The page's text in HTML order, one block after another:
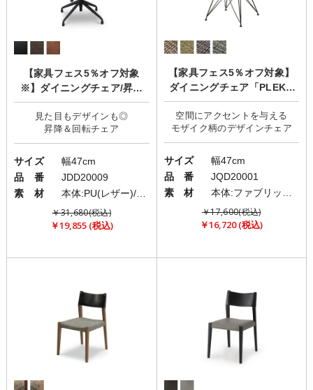
【家具フェス5％オフ対象
※】ダイニングチェア/昇降
式/360度回転機能「SKID(ス
キッド)」
見た目もデザインも◎
サイズ
幅47cm
品 番
JDD20009
素 材
本体:PU(レザー)/脚部:スチール
￥31,680(税込)
￥19,855 (税込)
【家具フェス5％オフ対象】
ダイニングチェア「PLEKO
(プレコ)」
空間にアクセントを与える
サイズ
幅47cm
品 番
JQD20001
素 材
本体:ファブリック(布)/脚:スチール
￥17,600(税込)
￥16,720 (税込)